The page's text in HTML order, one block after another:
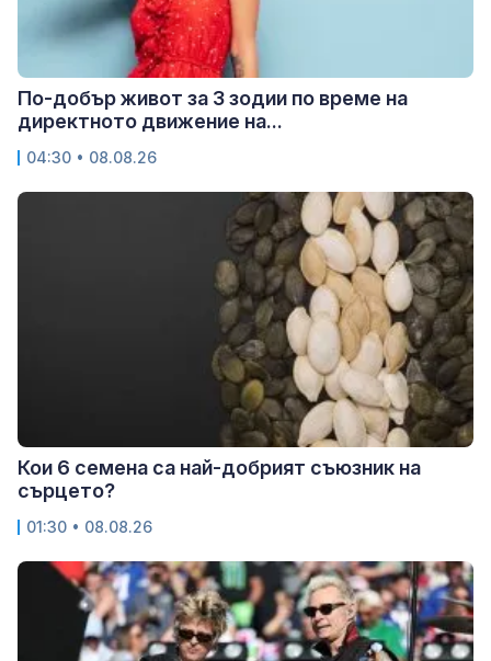
По-добър живот за 3 зодии по време на
директното движение на...
04:30 • 08.08.26
Кои 6 семена са най-добрият съюзник на
сърцето?
01:30 • 08.08.26